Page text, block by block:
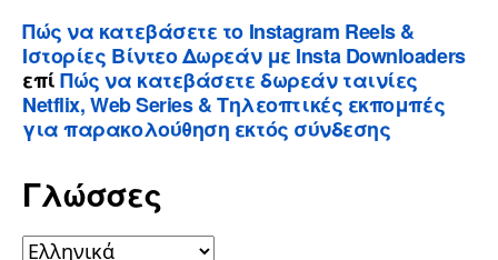
Πώς να κατεβάσετε το Instagram Reels &
Ιστορίες Βίντεο Δωρεάν με Insta Downloaders
επίΠώς να κατεβάσετε δωρεάν ταινίες
Netflix, Web Series & Τηλεοπτικές εκπομπές
για παρακολούθηση εκτός σύνδεσης
Γλώσσες